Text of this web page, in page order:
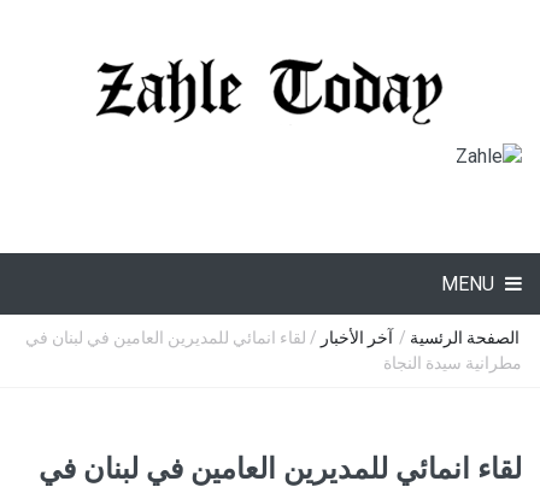
MENU
الصفحة الرئسية/ آخر الأخبار/ لقاء انمائي للمديرين العامين في لبنان في
مطرانية سيدة النجاة
لقاء انمائي للمديرين العامين في لبنان في